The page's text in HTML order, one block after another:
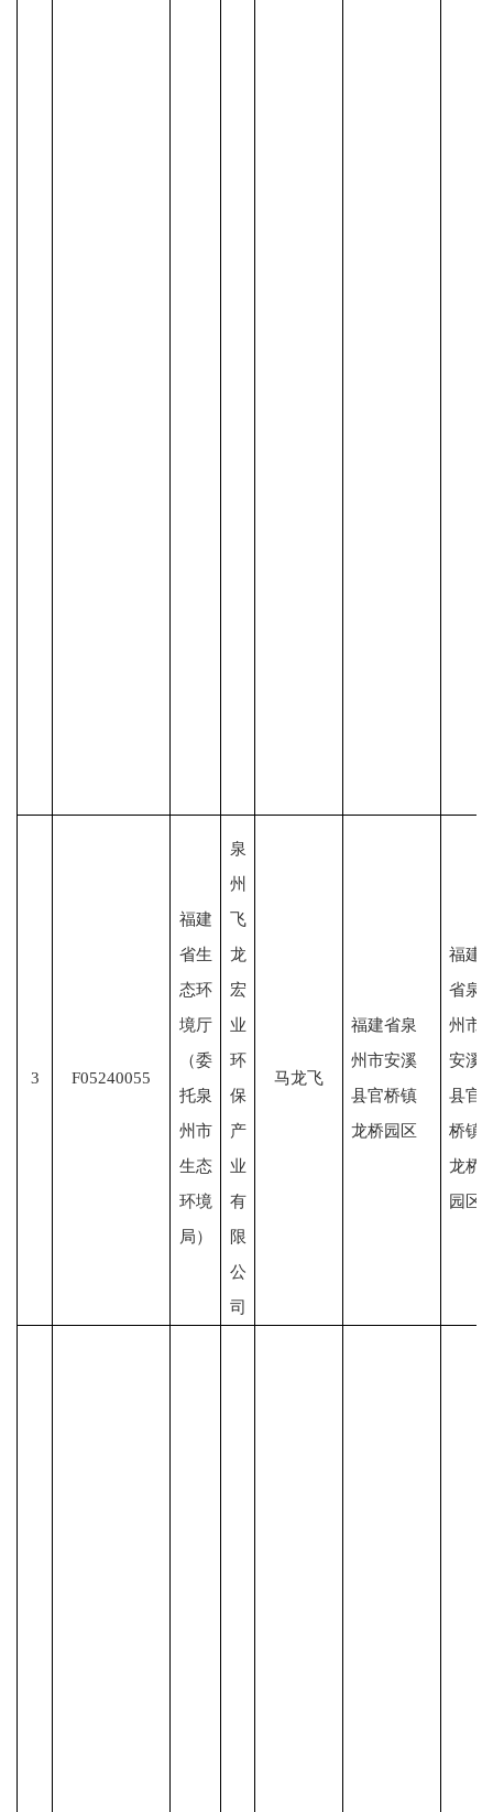
3 F05240055
福建
省生
态环
境厅
（委
托泉
州市
生态
环境
局）
泉
州
飞
龙
宏
业
环
保
产
业
有
限
公
司
马龙飞
福建省泉
州市安溪
县官桥镇
龙桥园区
福建
省泉
州市
安溪
县官
桥镇
龙桥
园区